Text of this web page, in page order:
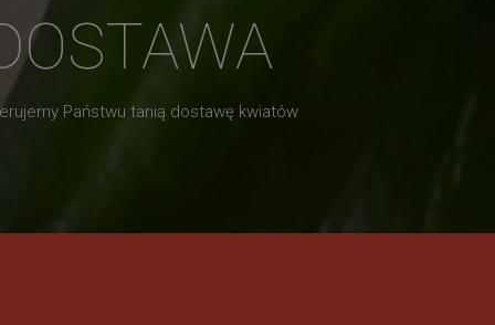
Państwu tanią dostawę kwiatów